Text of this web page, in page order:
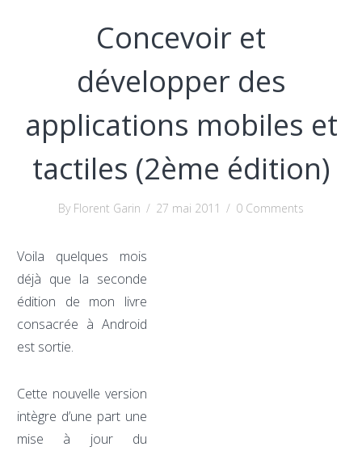
Concevoir et
développer des
applications mobiles et
tactiles (2ème édition)
By Florent Garin / 27 mai 2011 / 0 Comments
Voila quelques mois
déjà que la seconde
édition de mon livre
consacrée à Android
est sortie.
Cette nouvelle version
intègre d’une part une
mise à jour du